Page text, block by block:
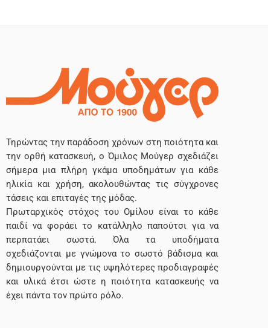
Τηρώντας την παράδοση χρόνων στη ποιότητα και
την ορθή κατασκευή, ο Όμιλος Μούγερ σχεδιάζει
σήμερα μια πλήρη γκάμα υποδημάτων για κάθε
ηλικία και χρήση, ακολουθώντας τις σύγχρονες
τάσεις και επιταγές της μόδας.
Πρωταρχικός στόχος του Ομίλου είναι το κάθε
παιδί να φοράει το κατάλληλο παπούτσι για να
περπατάει σωστά. Όλα τα υποδήματα
σχεδιάζονται με γνώμονα το σωστό βάδισμα και
δημιουργούνται με τις υψηλότερες προδιαγραφές
και υλικά έτσι ώστε η ποιότητα κατασκευής να
έχει πάντα τον πρώτο ρόλο.